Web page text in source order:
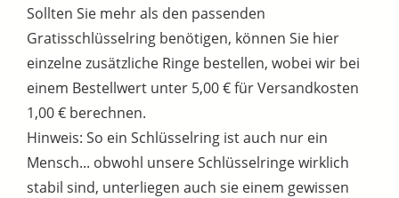
Sollten Sie mehr als den passenden
Gratisschlüsselring benötigen, können Sie hier
einzelne zusätzliche Ringe bestellen, wobei wir bei
einem Bestellwert unter 5,00 € für Versandkosten
1,00 € berechnen.
Hinweis: So ein Schlüsselring ist auch nur ein
Mensch... obwohl unsere Schlüsselringe wirklich
stabil sind, unterliegen auch sie einem gewissen